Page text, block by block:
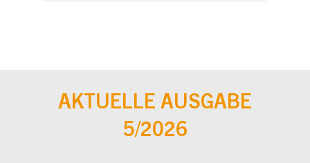
AKTUELLE AUSGABE
5/2026